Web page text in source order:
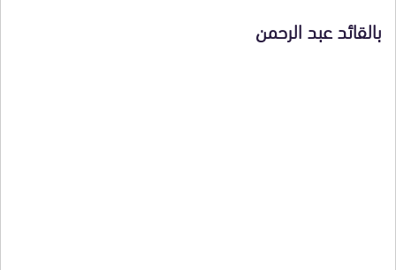
بالقائد عبد الرحمن